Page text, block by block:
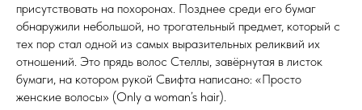
присутствовать на похоронах. Позднее среди его бумаг
обнаружили небольшой, но трогательный предмет, который с
тех пор стал одной из самых выразительных реликвий их
отношений. Это прядь волос Стеллы, завёрнутая в листок
бумаги, на котором рукой Свифта написано: «Просто
женские волосы» (Only a woman’s hair).